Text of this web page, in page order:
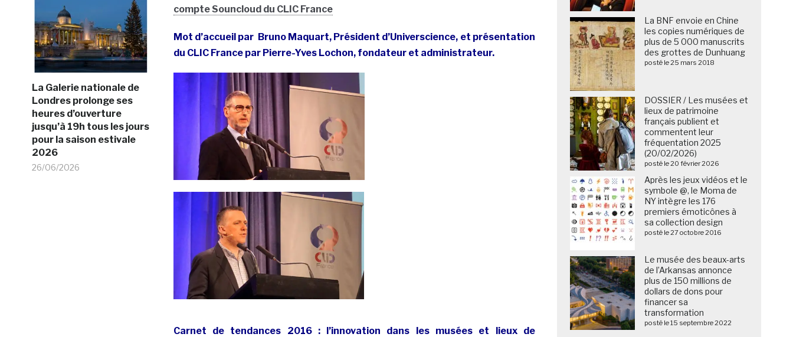
La Galerie nationale de
Londres prolonge ses
heures d’ouverture
jusqu’à 19h tous les jours
pour la saison estivale
2026
26/06/2026
compte Souncloud du CLIC France
Mot d’accueil par Bruno Maquart, Président d’Universcience, et présentation
du CLIC France par Pierre-Yves Lochon, fondateur et administrateur.
Carnet de tendances 2016 : l’innovation dans les musées et lieux de
La BNF envoie en Chine
les copies numériques de
plus de 5 000 manuscrits
des grottes de Dunhuang
posté le 25 mars 2018
DOSSIER / Les musées et
lieux de patrimoine
français publient et
commentent leur
fréquentation 2025
(20/02/2026)
posté le 20 février 2026
Après les jeux vidéos et le
symbole @, le Moma de
NY intègre les 176
premiers émoticônes à
sa collection design
posté le 27 octobre 2016
Le musée des beaux-arts
de l’Arkansas annonce
plus de 150 millions de
dollars de dons pour
financer sa
transformation
posté le 15 septembre 2022